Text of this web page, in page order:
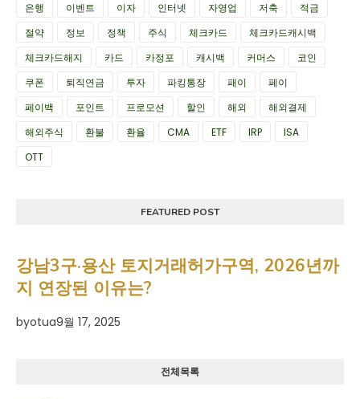
은행
이벤트 이자 인터넷 자영업 저축
적금
절약
정보 정책 주식 체크카드
체크카드캐시백
체크카드해지
카드 카정포 캐시백 커머스
코인
쿠폰
퇴직연금 투자 파킹통장 패이
페이
페이백
포인트 프로모션 할인 해외
해외결제
해외주식
환불 환율 CMA ETF IRP
ISA
OTT
FEATURED POST
강남3구·용산 토지거래허가구역, 2026년까
지 연장된 이유는?
byotua9월 17, 2025
전체목록